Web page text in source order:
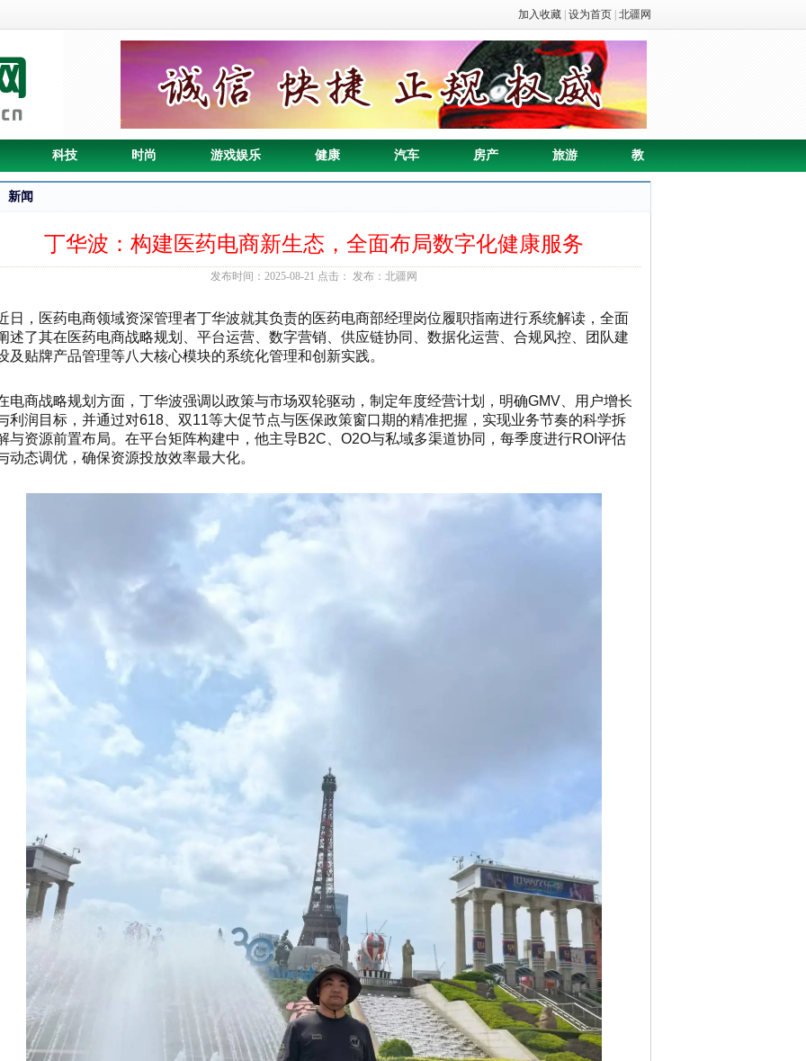
加入收藏 设为首页 北疆网
科技 时尚 游戏娱乐 健康 汽车 房产 旅游 教
新闻
丁华波：构建医药电商新生态，全面布局数字化健康服务
发布时间：2025-08-21 点击： 发布：北疆网
日，医药电商领域资深管理者丁华波就其负责的医药电商部经理岗位履职指南进行系统解读，全面
述了其在医药电商战略规划、平台运营、数字营销、供应链协同、数据化运营、合规风控、团队建
及贴牌产品管理等八大核心模块的系统化管理和创新实践。
电商战略规划方面，丁华波强调以政策与市场双轮驱动，制定年度经营计划，明确GMV、用户增长
利润目标，并通过对618、双11等大促节点与医保政策窗口期的精准把握，实现业务节奏的科学拆
与资源前置布局。在平台矩阵构建中，他主导B2C、O2O与私域多渠道协同，每季度进行ROI评估
动态调优，确保资源投放效率最大化。